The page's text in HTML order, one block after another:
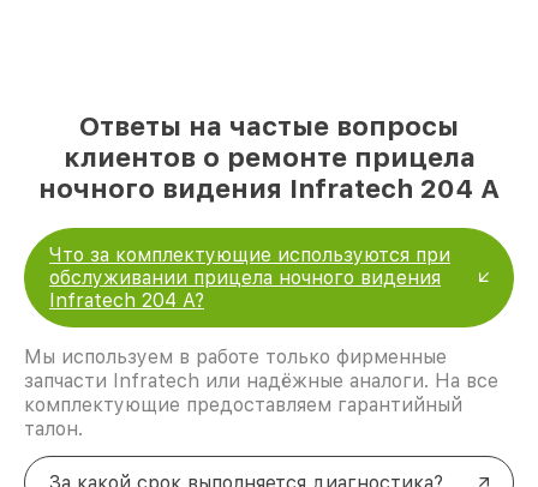
Ответы на частые вопросы
клиентов о ремонте прицела
ночного видения Infratech 204 А
Что за комплектующие используются при
обслуживании прицела ночного видения
Infratech 204 А?
Мы используем в работе только фирменные
запчасти Infratech или надёжные аналоги. На все
комплектующие предоставляем гарантийный
талон.